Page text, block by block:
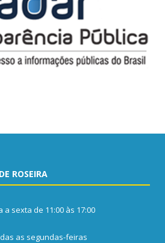
ROSEIRA
sexta de 11:00 às 17:00
as segundas-feiras